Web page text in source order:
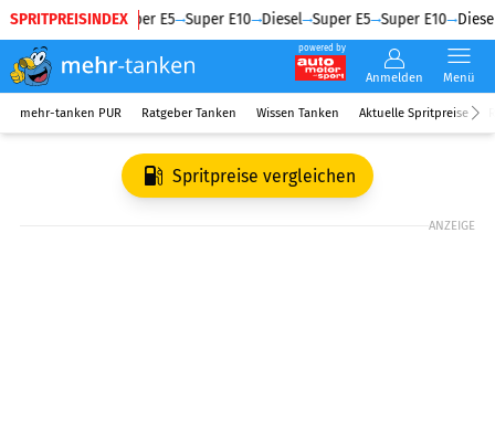
SPRITPREISINDEX
Diesel Super E5 Super E10 Diesel Super E5 Super E10 Diesel
powered by
Anmelden Menü
mehr-tanken PUR Ratgeber Tanken Wissen Tanken Aktuelle Spritpreise
Spritpreise vergleichen
ANZEIGE